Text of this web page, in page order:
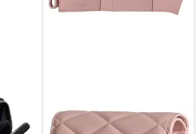
Long
Geldbörse Billfold Compact
Wallet - Geldbörse 6cc 11.5